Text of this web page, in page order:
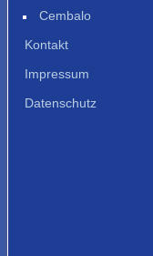
Cembalo
Kontakt
Impressum
Datenschutz